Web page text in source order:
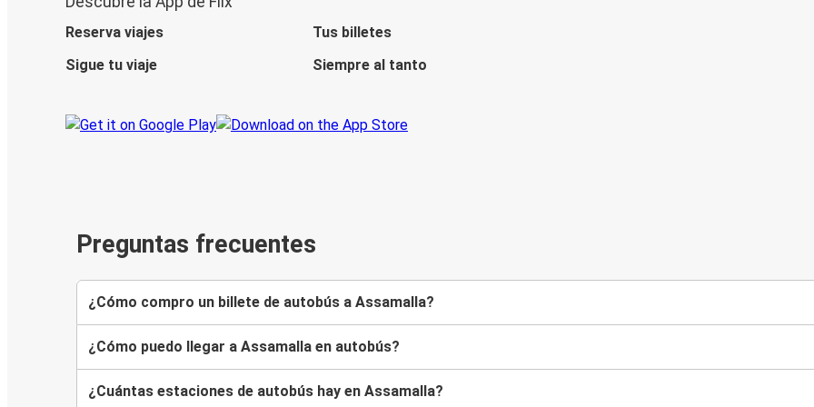
Reserva viajes
Tus billetes
Sigue tu viaje
Siempre al tanto
Preguntas frecuentes
¿Cómo compro un billete de autobús a Assamalla?
¿Cómo puedo llegar a Assamalla en autobús?
¿Cuántas estaciones de autobús hay en Assamalla?